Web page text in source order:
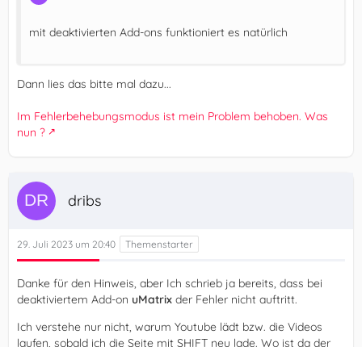
mit deaktivierten Add-ons funktioniert es natürlich
Dann lies das bitte mal dazu...
Im Fehlerbehebungsmodus ist mein Problem behoben. Was
nun ?
dribs
29. Juli 2023 um 20:40
Danke für den Hinweis, aber Ich schrieb ja bereits, dass bei
deaktiviertem Add-on uMatrix der Fehler nicht auftritt.
Ich verstehe nur nicht, warum Youtube lädt bzw. die Videos
laufen, sobald ich die Seite mit SHIFT neu lade. Wo ist da der